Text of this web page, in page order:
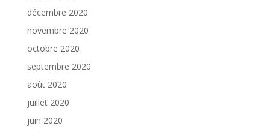
décembre 2020
novembre 2020
octobre 2020
septembre 2020
août 2020
juillet 2020
juin 2020